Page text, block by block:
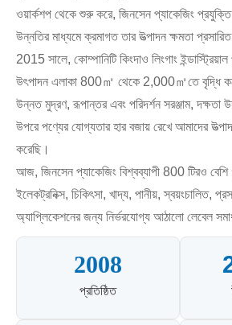
ওয়ার্কশপ থেকে শুরু করে, জিনসেন প্যাকেজিং
উন্নতির মাধ্যমে ক্রমাগত তার উত্পাদন ক্ষমতা
2015 সালে, কোম্পানিটি কিংদাও লিংগাং
উৎপাদন এলাকা 800㎡ থেকে 2,000㎡তে বৃদ্ধি
উন্নত মুদ্রণ, রূপান্তর এবং পরিদর্শন সরঞ্জাম,
উপরে পণ্যের যোগ্যতার হার বজায় রেখে আমাদের
করেছি।
আজ, জিনসেন প্যাকেজিং বিশ্বব্যাপী 800 টিরও বেশি
ইলেকট্রনিক্স, চিকিৎসা, খাদ্য, পানীয়, স্বয়ংচালিত,
অ্যাপ্লিকেশনের জন্য নির্ভরযোগ্য আঠালো লেবেল
2008
প্রতিষ্ঠিত